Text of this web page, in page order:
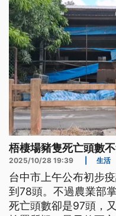
梧棲場豬隻死亡頭數
2025/10/28 19:39 生活
台中市上午公布初步
到78頭。不過農業部
死亡頭數卻是97頭，